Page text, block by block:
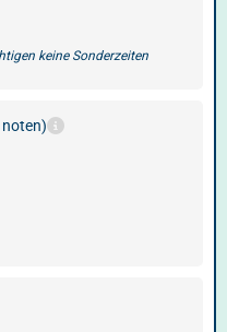
keine Sonderzeiten